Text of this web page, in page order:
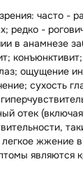
часто -
редко -
в анамнезе
ощущение
сухость
отек
жжение в
являются